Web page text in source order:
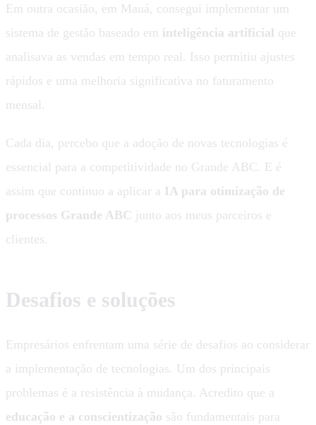
Em outra ocasião, em Mauá, consegui implementar um
sistema de gestão baseado em inteligência artificial que
analisava as vendas em tempo real. Isso permitiu ajustes
rápidos e uma melhoria significativa no faturamento
mensal.
Cada dia, percebo que a adoção de novas tecnologias é
essencial para a competitividade no Grande ABC. E é
assim que continuo a aplicar a IA para otimização de
processos Grande ABC junto aos meus parceiros e
clientes.
Desafios e soluções
Empresários enfrentam uma série de desafios ao considerar
a implementação de tecnologias. Um dos principais
problemas é a resistência à mudança. Acredito que a
educação e a conscientização são fundamentais para